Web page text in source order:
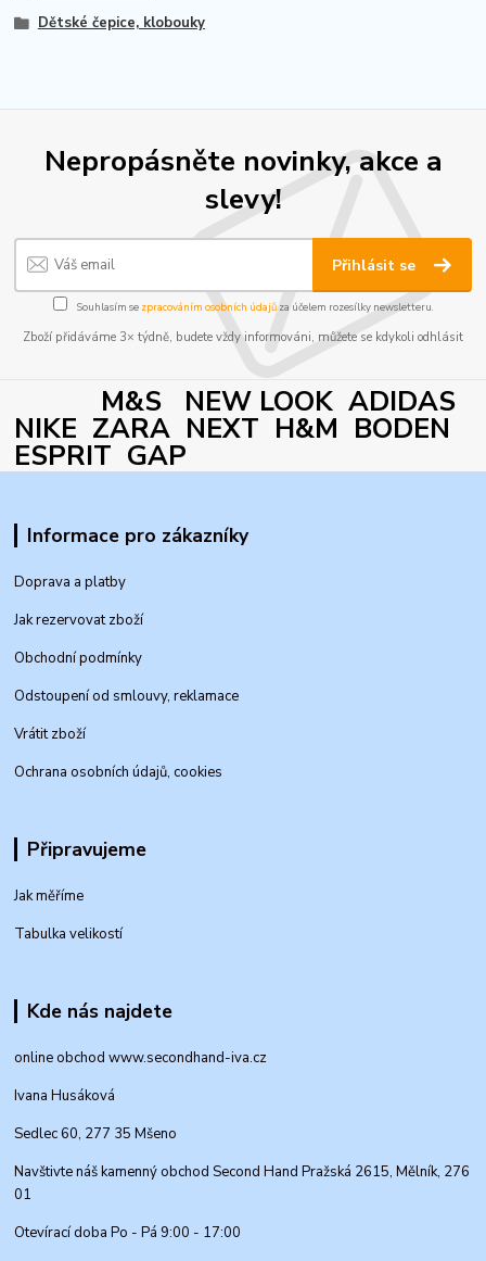
Dětské čepice, klobouky
Nepropásněte novinky, akce a
slevy!
Přihlásit se
Souhlasím se zpracováním osobních údajůza účelem rozesílky newsletteru.
Zboží přidáváme 3× týdně, budete vždy informováni, můžete se kdykoli odhlásit
M&S NEW LOOK ADIDAS
NIKE ZARA NEXT H&M BODEN
ESPRIT GAP
Informace pro zákazníky
Doprava a platby
Jak rezervovat zboží
Obchodní podmínky
Odstoupení od smlouvy, reklamace
Vrátit zboží
Ochrana osobních údajů, cookies
Připravujeme
Jak měříme
Tabulka velikostí
Kde nás najdete
online obchod www.secondhand-iva.cz
Ivana Husáková
Sedlec 60, 277 35 Mšeno
Navštivte náš kamenný obchod Second Hand Pražská 2615, Mělník, 276
01
Otevírací doba Po - Pá 9:00 - 17:00